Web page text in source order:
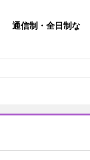
通信制・全日制な